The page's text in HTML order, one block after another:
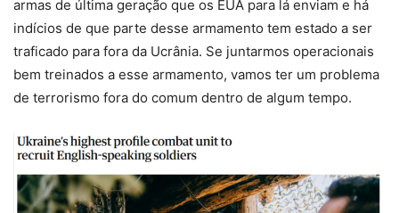
armas de última geração que os EUA para lá enviam e há
indícios de que parte desse armamento tem estado a ser
traficado para fora da Ucrânia. Se juntarmos operacionais
bem treinados a esse armamento, vamos ter um problema
de terrorismo fora do comum dentro de algum tempo.